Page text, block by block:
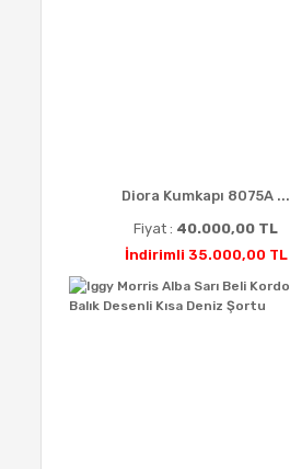
Diora Kumkapı 8075A ...
Fiyat : 40.000,00 TL
İndirimli 35.000,00 TL